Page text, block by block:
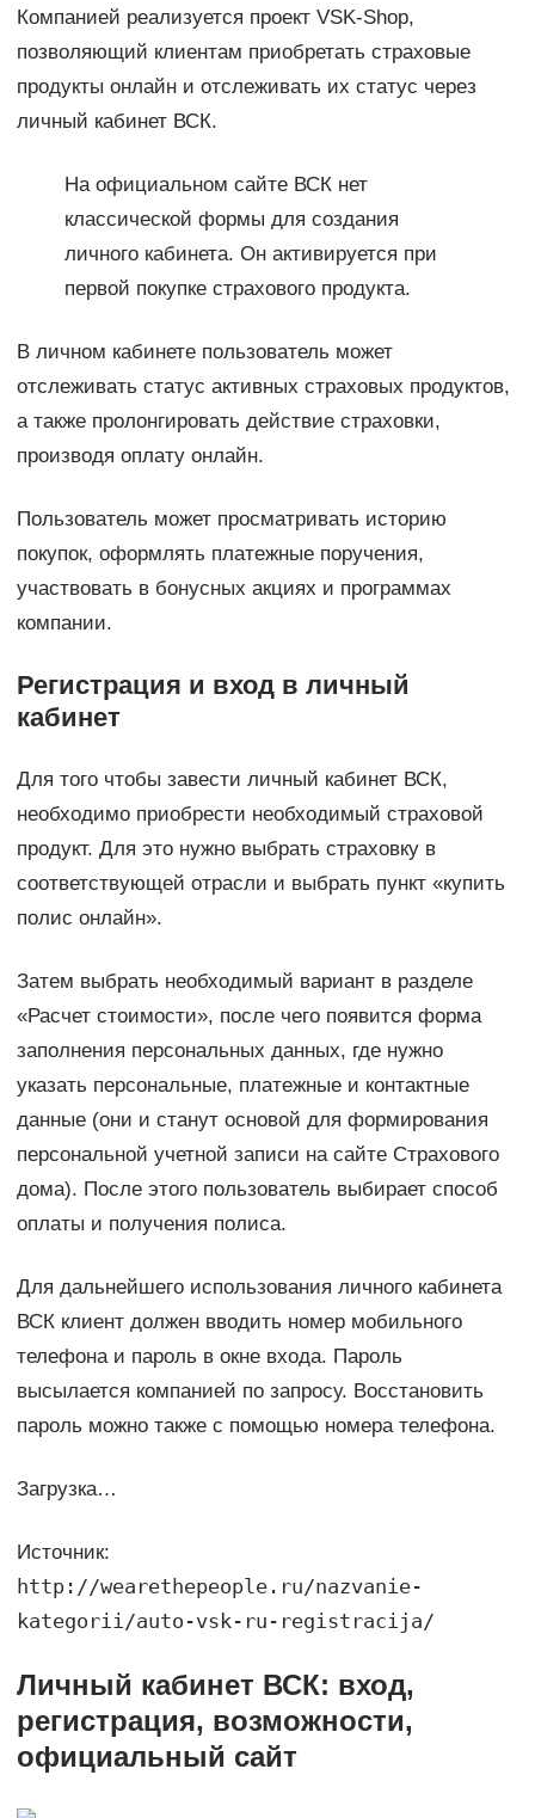
Компанией реализуется проект VSK-Shop,
позволяющий клиентам приобретать страховые
продукты онлайн и отслеживать их статус через
личный кабинет ВСК.
На официальном сайте ВСК нет
классической формы для создания
личного кабинета. Он активируется при
первой покупке страхового продукта.
В личном кабинете пользователь может
отслеживать статус активных страховых продуктов,
а также пролонгировать действие страховки,
производя оплату онлайн.
Пользователь может просматривать историю
покупок, оформлять платежные поручения,
участвовать в бонусных акциях и программах
компании.
Регистрация и вход в личный
кабинет
Для того чтобы завести личный кабинет ВСК,
необходимо приобрести необходимый страховой
продукт. Для это нужно выбрать страховку в
соответствующей отрасли и выбрать пункт «купить
полис онлайн».
Затем выбрать необходимый вариант в разделе
«Расчет стоимости», после чего появится форма
заполнения персональных данных, где нужно
указать персональные, платежные и контактные
данные (они и станут основой для формирования
персональной учетной записи на сайте Страхового
дома). После этого пользователь выбирает способ
оплаты и получения полиса.
Для дальнейшего использования личного кабинета
ВСК клиент должен вводить номер мобильного
телефона и пароль в окне входа. Пароль
высылается компанией по запросу. Восстановить
пароль можно также с помощью номера телефона.
Загрузка…
Источник:
http://wearethepeople.ru/nazvanie-
kategorii/auto-vsk-ru-registracija/
Личный кабинет ВСК: вход,
регистрация, возможности,
официальный сайт